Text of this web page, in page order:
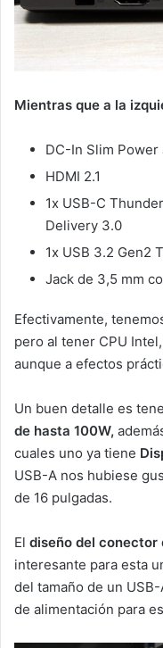
Mientras que a la
DC-In Slim Power
HDMI 2.1
1x USB-C
Delivery 3.0
1x USB 3.2 Gen2
Jack de 3,5 mm
Efectivamente,
pero al tener CPU
aunque a efectos
Un buen detalle es
de hasta 100W,
cuales uno ya tiene
USB-A nos hubiese
de 16 pulgadas.
El diseño del conector
interesante para esta
del tamaño de un
de alimentación para